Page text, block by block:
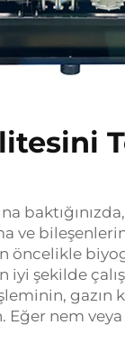
ve
öncelikle
şekilde
Eğer nem